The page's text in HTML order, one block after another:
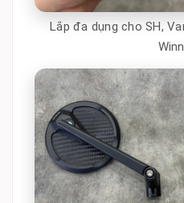
Lắp đa dụng cho SH,